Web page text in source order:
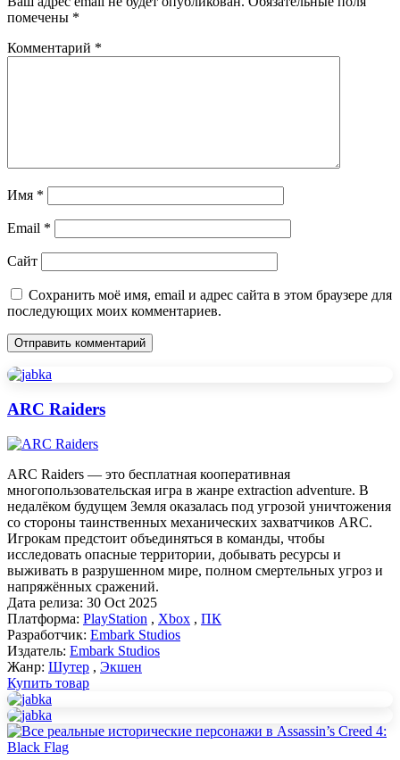
помечены *
Комментарий *
Имя *
Email *
Сайт
Сохранить моё имя, email и адрес сайта в этом браузере для
последующих моих комментариев.
ARC Raiders
ARC Raiders — это бесплатная кооперативная
многопользовательская игра в жанре extraction adventure. В
недалёком будущем Земля оказалась под угрозой уничтожения
со стороны таинственных механических захватчиков ARC.
Игрокам предстоит объединяться в команды, чтобы
исследовать опасные территории, добывать ресурсы и
выживать в разрушенном мире, полном смертельных угроз и
напряжённых сражений.
Дата релиза: 30 Oct 2025
Платформа: PlayStation , Xbox , ПК
Разработчик: Embark Studios
Издатель: Embark Studios
Жанр: Шутер , Экшен
Купить товар